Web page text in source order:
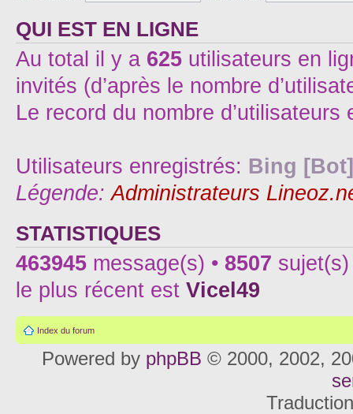
QUI EST EN LIGNE
Au total il y a 625 utilisateurs en
invités (d’après le nombre
Le record du nombre
Utilisateurs enregistrés: Bing [Bot]
Légende:Administrateurs
STATISTIQUES
463945 message(s) • 8507
le plus récent est Vicel49
Index du forum
Powered by phpBB © 2000, 2002,